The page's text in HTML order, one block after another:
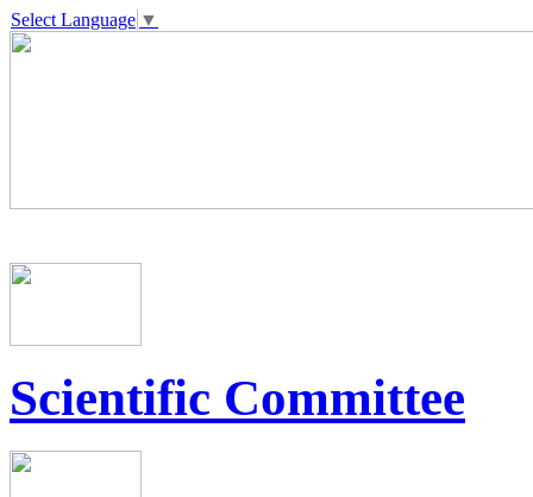
Select Language ▼
Scientific Committee